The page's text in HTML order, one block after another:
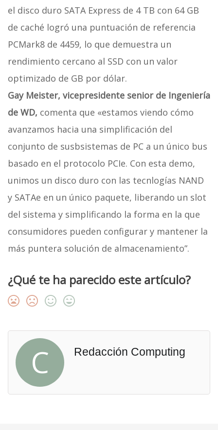
el disco duro SATA Express de 4 TB con 64 GB
de caché logró una puntuación de referencia
PCMark8 de 4459, lo que demuestra un
rendimiento cercano al SSD con un valor
optimizado de GB por dólar.
Gay Meister, vicepresidente senior de Ingeniería
de WD, comenta que «estamos viendo cómo
avanzamos hacia una simplificación del
conjunto de susbsistemas de PC a un único bus
basado en el protocolo PCIe. Con esta demo,
unimos un disco duro con las tecnlogías NAND
y SATAe en un único paquete, liberando un slot
del sistema y simplificando la forma en la que
consumidores pueden configurar y mantener la
más puntera solución de almacenamiento”.
¿Qué te ha parecido este artículo?
C Redacción Computing